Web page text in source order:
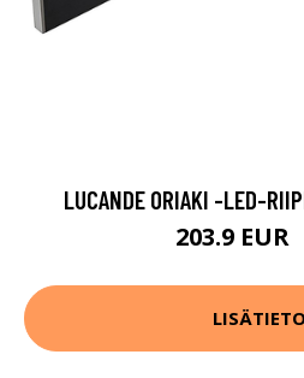
LUCANDE ORIAKI -LED-
203.9 EUR